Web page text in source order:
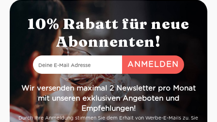
10% Rabatt für neue
Abonnenten!
Wir versenden maximal 2 Newsletter pro Monat
mit unseren exklusiven Angeboten und
Empfehlungen!
Durch Ihre Anmeldung stimmen Sie dem Erhalt von Werbe-E-Mails zu. Sie